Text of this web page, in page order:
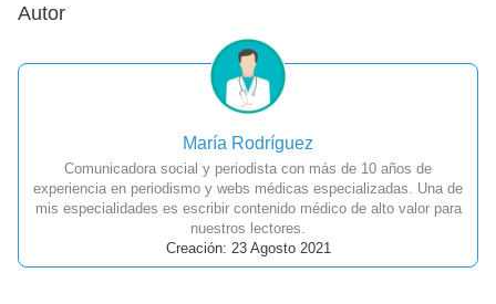
Autor
María Rodríguez
Comunicadora social y periodista con más de 10 años de
experiencia en periodismo y webs médicas especializadas. Una de
mis especialidades es escribir contenido médico de alto valor para
nuestros lectores.
Creación: 23 Agosto 2021